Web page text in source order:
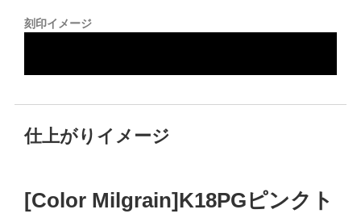
刻印イメージ
仕上がりイメージ
[Color Milgrain]K18PGピンクト